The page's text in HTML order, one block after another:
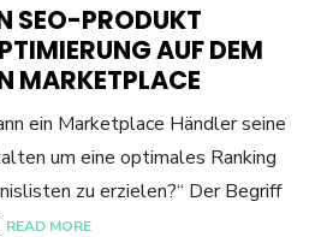
SEO-PRODUKT
AUF DEM
MARKETPLACE
ein Marketplace Händler seine
um eine optimales Ranking
zu erzielen?“ Der Begriff
READ MORE